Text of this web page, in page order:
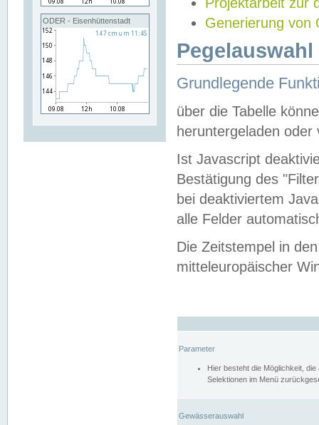
ODER - Eisenhüttenstadt
Generierung von
Grundlegende
über die Tabelle
heruntergeladen oder
Ist Javascript
Bestätigung des
bei deaktiviertem
alle Felder
Die Zeitstempel in
mitteleuropäischer
Parameter
Hier besteht die Möglichkeit,
Selektionen im Menü
Gewässerauswahl